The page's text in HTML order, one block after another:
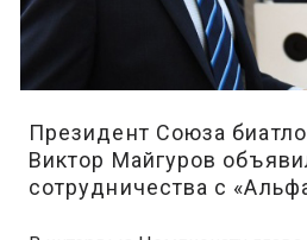
Президент Союза
Виктор Майгуров
сотрудничества с